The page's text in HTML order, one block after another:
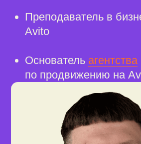
Открыть
Если у вас уже есть личный кабинет
в Справочной или сервисах Точки,
используйте тот же номер телефона